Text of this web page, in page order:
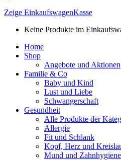
Zeige EinkaufswagenKasse
Keine Produkte im
Home
Shop
Angebote und Aktionen
Familie & Co
Baby und Kind
Lust und Liebe
Schwangerschaft
Gesundheit
Alle Produkte der
Allergie
Fit und Schlank
Kopf, Herz und
Mund und Zahnhygiene